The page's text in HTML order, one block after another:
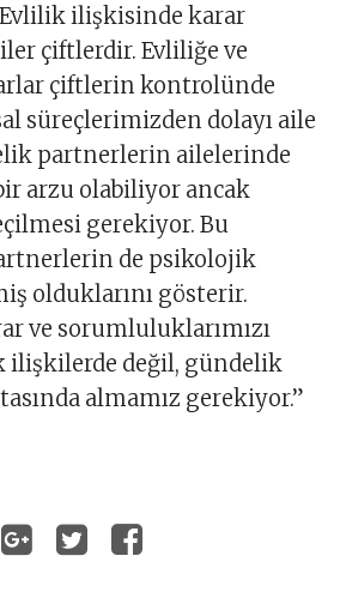
ilişkisinde karar
çiftlerdir. Evliliğe ve
çiftlerin kontrolünde
süreçlerimizden dolayı aile
partnerlerin ailelerinde
arzu olabiliyor ancak
gerekiyor. Bu
de psikolojik
olduklarını gösterir.
ve sorumluluklarımızı
ilişkilerde değil, gündelik
almamız gerekiyor.”